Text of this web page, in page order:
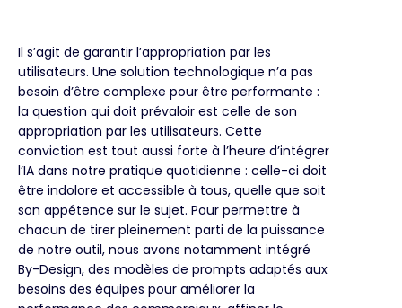
Il s’agit de garantir l’appropriation par les
utilisateurs. Une solution technologique n’a pas
besoin d’être complexe pour être performante :
la question qui doit prévaloir est celle de son
appropriation par les utilisateurs. Cette
conviction est tout aussi forte à l’heure d’intégrer
l’IA dans notre pratique quotidienne : celle-ci doit
être indolore et accessible à tous, quelle que soit
son appétence sur le sujet. Pour permettre à
chacun de tirer pleinement parti de la puissance
de notre outil, nous avons notamment intégré
By-Design, des modèles de prompts adaptés aux
besoins des équipes pour améliorer la